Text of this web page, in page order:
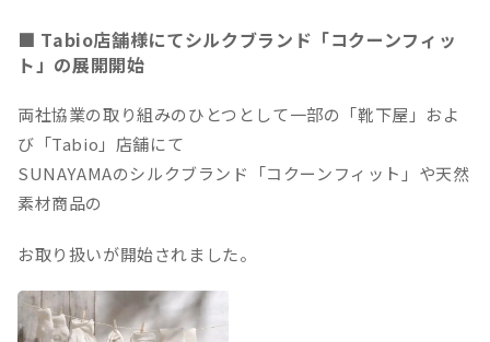
■ Tabio店舗様にてシルクブランド「コクーンフィッ
ト」の展開開始
両社協業の取り組みのひとつとして一部の「靴下屋」およ
び「Tabio」店舗にて
SUNAYAMAのシルクブランド「コクーンフィット」や天然
素材商品の
お取り扱いが開始されました。